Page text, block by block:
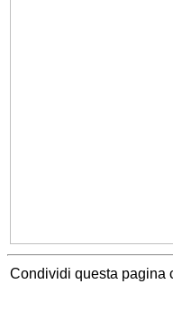
Condividi questa pagina